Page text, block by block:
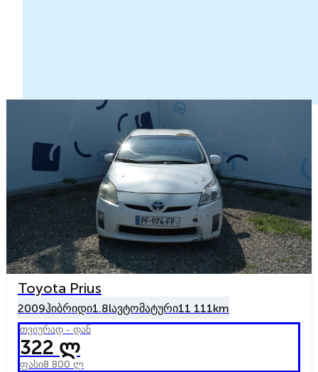
Toyota Prius
2009ჰიბრიდი1.8lავტომატური11 111km
თვიურად - დან
322 ლ
ფასი8 800 ლ